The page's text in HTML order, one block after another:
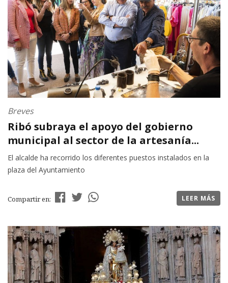
Breves
Ribó subraya el apoyo del gobierno
municipal al sector de la artesanía...
El alcalde ha recorrido los diferentes puestos instalados en la
plaza del Ayuntamiento
Compartir en: LEER MÁS